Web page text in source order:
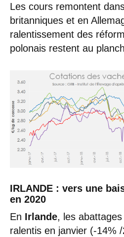
Les cours remontent
britanniques et en
ralentissement des
polonais restent au
IRLANDE : vers une
en 2020
En Irlande, les
ralentis en janvier (-14%